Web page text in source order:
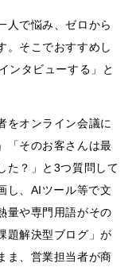
人で悩み、ゼロから
。そこでおすすめし
ンタビューする」と
をオンライン会議に
「そのお客さんは最
た？」と3つ質問して
し、AIツール等で文
量や専門用語がその
題解決型ブログ」が
ま、営業担当者が商